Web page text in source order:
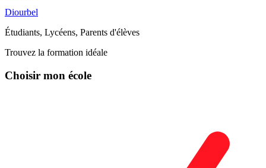
Diourbel
Étudiants, Lycéens, Parents d'élèves
Trouvez la formation idéale
Choisir mon école